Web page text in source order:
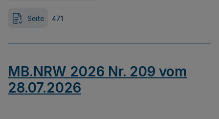
Seite 471
MB.NRW 2026 Nr. 209 vom
28.07.2026